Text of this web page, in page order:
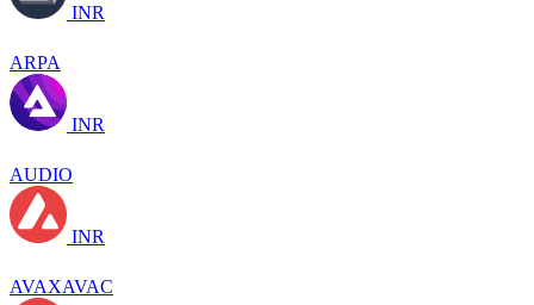
INR
ARPA
INR
AUDIO
INR
AVAXAVAC